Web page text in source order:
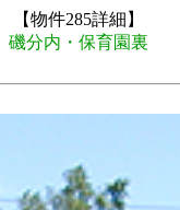
【物件285詳細】
磯分内・保育園裏